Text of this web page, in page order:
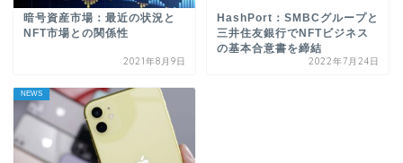
暗号資産市場：最近の状況と
NFT市場との関係性
2021年8月9日
HashPort：SMBCグループと
三井住友銀行でNFTビジネス
の基本合意書を締結
2022年7月24日
NEWS